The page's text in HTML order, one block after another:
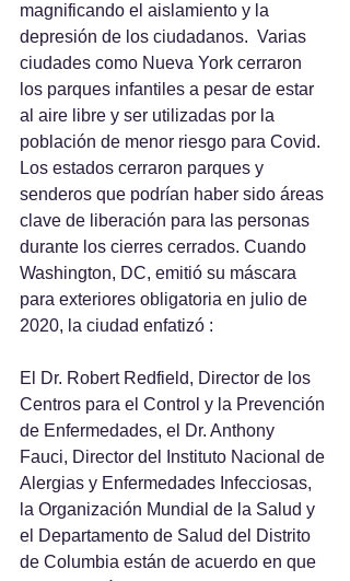
magnificando el aislamiento y la
depresión de los ciudadanos.  Varias
ciudades como Nueva York cerraron
los parques infantiles a pesar de estar
al aire libre y ser utilizadas por la
población de menor riesgo para Covid.
Los estados cerraron parques y
senderos que podrían haber sido áreas
clave de liberación para las personas
durante los cierres cerrados. Cuando
Washington, DC, emitió su máscara
para exteriores obligatoria en julio de
2020, la ciudad enfatizó :
El Dr. Robert Redfield, Director de los
Centros para el Control y la Prevención
de Enfermedades, el Dr. Anthony
Fauci, Director del Instituto Nacional de
Alergias y Enfermedades Infecciosas,
la Organización Mundial de la Salud y
el Departamento de Salud del Distrito
de Columbia están de acuerdo en que